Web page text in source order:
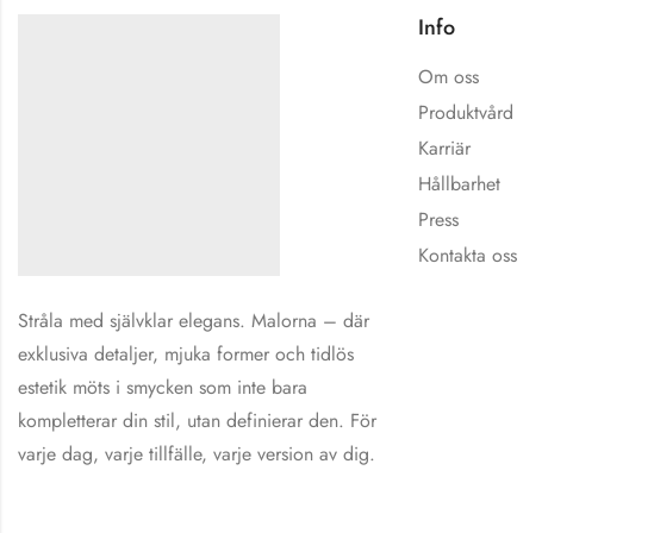
Stråla med självklar elegans. Malorna – där
exklusiva detaljer, mjuka former och tidlös
estetik möts i smycken som inte bara
kompletterar din stil, utan definierar den. För
varje dag, varje tillfälle, varje version av dig.
Info
Om oss
Produktvård
Karriär
Hållbarhet
Press
Kontakta oss